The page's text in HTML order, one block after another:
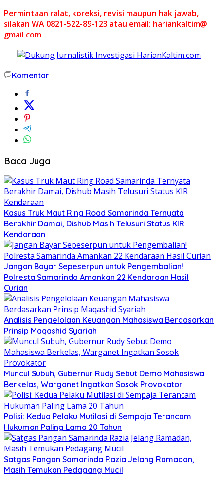
Permintaan ralat, koreksi, revisi maupun hak jawab,
silakan WA 0821-522-89-123 atau email: hariankaltim@
gmail.com
Komentar
Baca Juga
Kasus Truk Maut Ring Road Samarinda Ternyata
Berakhir Damai, Dishub Masih Telusuri Status KIR
Kendaraan
Jangan Bayar Sepeserpun untuk Pengembalian!
Polresta Samarinda Amankan 22 Kendaraan Hasil
Curian
Analisis Pengelolaan Keuangan Mahasiswa Berdasarkan
Prinsip Maqashid Syariah
Muncul Subuh, Gubernur Rudy Sebut Demo Mahasiswa
Berkelas, Warganet Ingatkan Sosok Provokator
Polisi: Kedua Pelaku Mutilasi di Sempaja Terancam
Hukuman Paling Lama 20 Tahun
Satgas Pangan Samarinda Razia Jelang Ramadan,
Masih Temukan Pedagang Mucil